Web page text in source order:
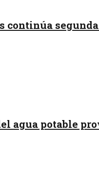
continúa
agua potable